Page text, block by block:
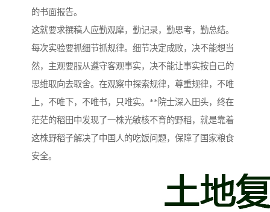
的书面报告。
这就要求撰稿人应勤观摩，勤记录，勤思考，勤总结。
每次实验要抓细节抓规律。细节决定成败，决不能想当
然，主观要服从遵守客观事实，决不能让事实按自己的
思维取向去取舍。在观察中探索规律，尊重规律，不唯
上，不唯下，不唯书，只唯实。**院士深入田头，终在
茫茫的稻田中发现了一株光敏核不育的野稻，就是靠着
这株野稻子解决了中国人的吃饭问题，保障了国家粮食
安全。